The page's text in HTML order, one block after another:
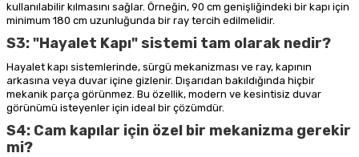
kullanılabilir kılmasını sağlar. Örneğin, 90 cm genişliğindeki bir kapı için
minimum 180 cm uzunluğunda bir ray tercih edilmelidir.
S3: "Hayalet Kapı" sistemi tam olarak nedir?
Hayalet kapı sistemlerinde, sürgü mekanizması ve ray, kapının
arkasına veya duvar içine gizlenir. Dışarıdan bakıldığında hiçbir
mekanik parça görünmez. Bu özellik, modern ve kesintisiz duvar
görünümü isteyenler için ideal bir çözümdür.
S4: Cam kapılar için özel bir mekanizma gerekir
mi?